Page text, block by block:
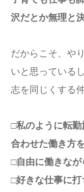
沢だとか無理と
だからこそ、や
いと思っているし
志を同じくする
□私のように転
合わせた働き方
□自由に働きな
□好きな仕事に打